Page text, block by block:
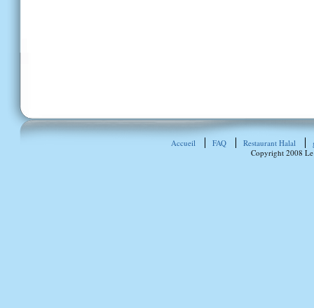
Accueil FAQ Restaurant Halal
Copyright 2008